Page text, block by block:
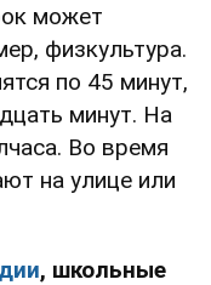
может
физкультура.
по 45 минут,
минут. На
Во время
на улице или
, школьные